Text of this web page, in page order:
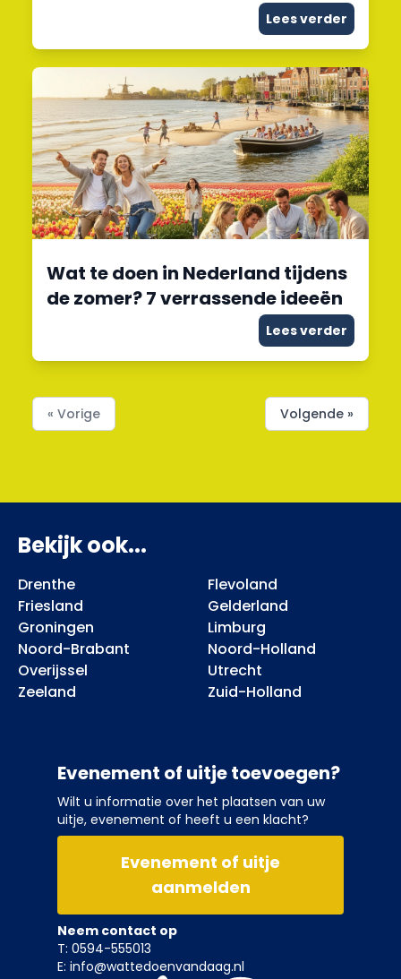
Lees verder
Wat te doen in Nederland tijdens
de zomer? 7 verrassende ideeën
Lees verder
« Vorige Volgende »
Bekijk ook...
Drenthe
Flevoland
Friesland
Gelderland
Groningen
Limburg
Noord-Brabant
Noord-Holland
Overijssel
Utrecht
Zeeland
Zuid-Holland
Evenement of uitje toevoegen?
Wilt u informatie over het plaatsen van uw
uitje, evenement of heeft u een klacht?
Evenement of uitje
aanmelden
Neem contact op
T: 0594-555013
E: info@wattedoenvandaag.nl